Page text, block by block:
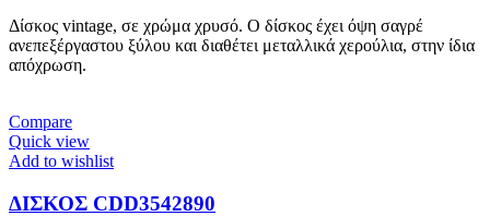
Δίσκος vintage, σε χρώμα χρυσό. Ο δίσκος έχει όψη σαγρέ
ανεπεξέργαστου ξύλου και διαθέτει μεταλλικά χερούλια, στην ίδια
απόχρωση.
Compare
Quick view
Add to wishlist
ΔΙΣΚΟΣ CDD3542890